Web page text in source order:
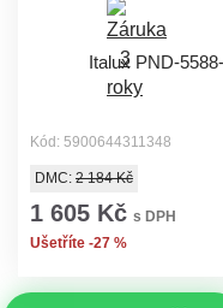
Italux PND-
Kód: 5900644311348
DMC: 2 184 Kč
1 605 Kč s DPH
Ušetříte -27 %